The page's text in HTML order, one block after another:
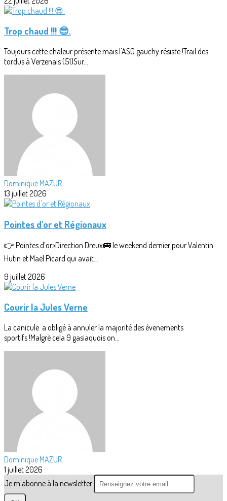
Trop chaud !!! 😎.
Toujours cette chaleur présente mais l'ASG gauchy résiste !Trail des
tordus à Verzenais (51)Sur...
Dominique MAZUR
13 juillet 2026
Pointes d'or et Régionaux
👉 Pointes d’or>Direction Dreux🚌 le weekend dernier pour Valentin
Hutin et Maël Picard qui avait...
9 juillet 2026
Courir la Jules Verne
La canicule a obligé à annuler la majorité des évenements
sportifs !Malgrè cela 9 gasiaquois on...
Dominique MAZUR
1 juillet 2026
Je m'abonne à la newsletter